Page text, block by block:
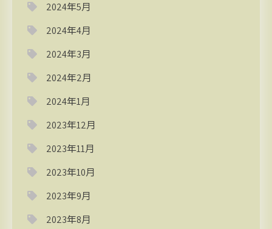
2024年5月
2024年4月
2024年3月
2024年2月
2024年1月
2023年12月
2023年11月
2023年10月
2023年9月
2023年8月